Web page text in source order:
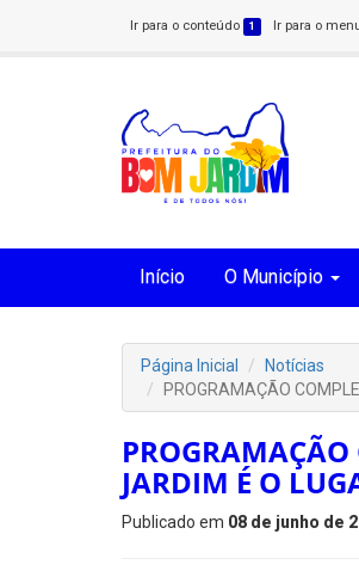
Ir para o conteúdo 1 Ir para o
Início O Município
Página Inicial
Notícias
PROGRAMAÇÃO
JARDIM É O
Publicado em 08 de junho de